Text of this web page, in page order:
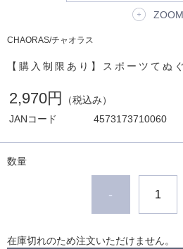
ZOOM
CHAORAS/チャオラス
【購入制限あり】スポーツてぬ
2,970円
（税込み）
JANコード
4573173710060
数量
-
在庫切れのため注文いただけません。